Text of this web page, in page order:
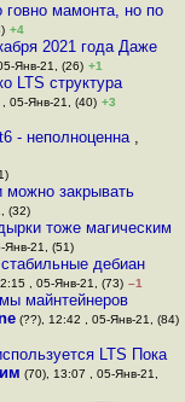
мамонта, но по
+4
2021 года Даже
Янв-21, (26) +1
LTS структура
05-Янв-21, (40) +3
- неполноценна ,
можно закрывать
(32)
тоже магическим
Янв-21, (51)
дебиан
, 05-Янв-21, (73) –1
майнтейнеров
(??), 12:42 , 05-Янв-21, (84)
LTS Пока
(70), 13:07 , 05-Янв-21,